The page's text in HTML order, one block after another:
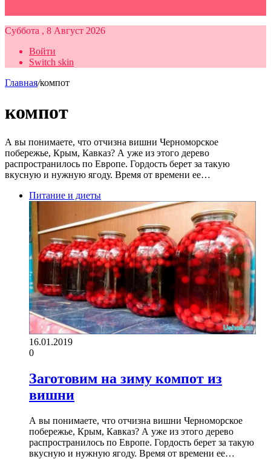
Суббота , 8 Август 2026
Войти
Switch skin
Главная/компот
компот
А вы понимаете, что отчизна вишни Черноморское
побережье, Крым, Кавказ? А уже из этого дерево
распространилось по Европе. Гордость берет за такую
вкусную и нужную ягоду. Время от времени ее…
Питание и диеты
16.01.2019
0
Заготовим на зиму компот из
вишни
А вы понимаете, что отчизна вишни Черноморское
побережье, Крым, Кавказ? А уже из этого дерево
распространилось по Европе. Гордость берет за такую
вкусную и нужную ягоду. Время от времени ее…